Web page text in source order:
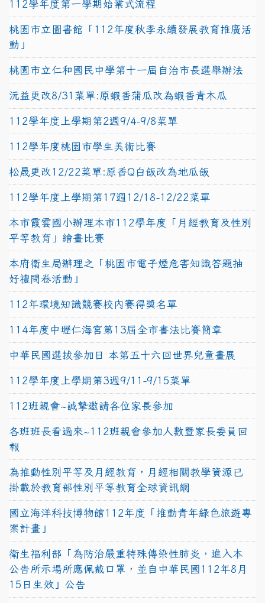
112學年度第一學期始業式流程
桃園市立圖書館「112年度秋季永續發展教育推廣活
動」
桃園市立仁和國民中學第十一屆自治市長選舉辦法
沅益更改8/31菜單:原蝦香蒲瓜改為蝦香青木瓜
112學年度上學期第2週9/4-9/8菜單
112學年度桃園市學生美術比賽
松晟更改12/22菜單:原香Q白飯改為地瓜飯
112學年度上學期第17週12/18-12/22菜單
本市霞雲國小辦理本市112學年度「月經教育及性別
平等教育」繪畫比賽
本府衛生局辦理之「桃園市電子煙危害知識答題抽
好禮問卷活動」
112年環境知識競賽校內賽得獎名單
114年度中壢仁海宮第13屆全市書法比賽簡章
中華民國選拔參加日 本第五十六回世界兒童畫展
112學年度上學期第3週9/11-9/15菜單
112班親會~誠摯邀請各位家長參加
各班班長看過來~112班親會參加人數暨家長委員回
報
為推動性別平等及月經教育，月經相關教學資源已
掛載於教育部性別平等教育全球資訊網
國立海洋科技博物館112年度「推動青年綠色旅遊專
案計畫」
衛生福利部「為防治嚴重特殊傳染性肺炎，進入本
公告所示場所應佩戴口罩，並自中華民國112年8月
15日生效」公告